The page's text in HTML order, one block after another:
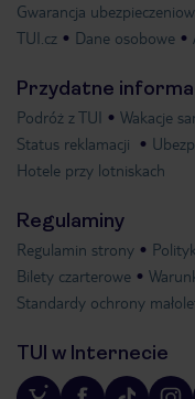
Gwarancja
TUI.cz
Dane osobowe
Przydatne
Podróż z TUI Wakacje
Status reklamacji
Hotele przy lotniskach
Regulaminy
Regulamin strony
Bilety czarterowe
Standardy ochrony
TUI w Internecie